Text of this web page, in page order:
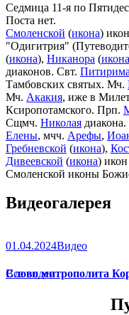
Седмица 11-я по
Поста нет.
Смоленской (икона)
"Одигитрия"
(икона), Никанора (икона
диаконов. Свт. Питирима
Тамбовских святых. Мч.
Мч. Акакия, иже в
Ксиропотамского. Прп.
Сщмч. Николая
Елены, мчч. Арефы,
Гребневской (икона),
Дивеевской (икона)
Смоленской иконы
(икона),Игрицкая,
Сергиевская(в Троице-
Видеогалерея
01.04.2024Видео
Слово митрополита
Все видео